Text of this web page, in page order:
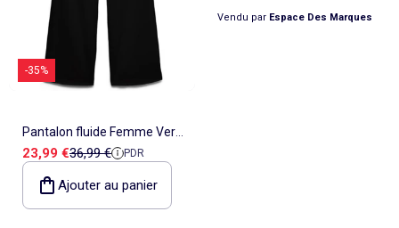
-35%
Pantalon fluide Femme Vero
Moda
Prix de vente
23,99 €Prix de référence
36,99 € PDR
Ajouter au panier
Vendu par Espace Des Marques